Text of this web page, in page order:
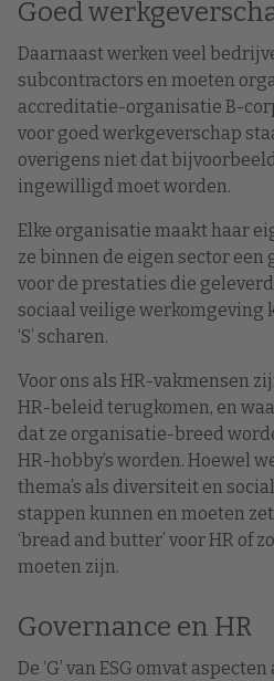
Goed
Daarnaast werken veel
subcontractors en moeten
accreditatie-organisatie B-
voor goed werkgeverschap
overigens niet dat
ingewilligd moet worden.
Elke organisatie maakt haar
ze binnen de eigen sector
voor de prestaties die
sociaal veilige werkomgeving
‘S’ scharen.
Voor ons als HR-vakmensen
HR-beleid terugkomen, en
dat ze organisatie-breed
HR-hobby’s worden. Hoewel
thema’s als diversiteit en
stappen kunnen en moeten
‘bread and butter’ voor HR of
moeten zijn.
Governance en HR
De ‘G’ van ESG omvat